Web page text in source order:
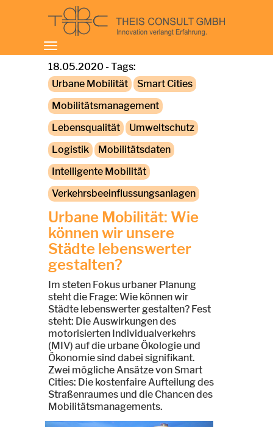
Toggle
navigation
18.05.2020 - Tags:
Urbane Mobilität
Smart Cities
Mobilitätsmanagement
Lebensqualität
Umweltschutz
Logistik
Mobilitätsdaten
Intelligente Mobilität
Verkehrsbeeinflussungsanlagen
Urbane Mobilität: Wie
können wir unsere
Städte lebenswerter
gestalten?
Im steten Fokus urbaner Planung
steht die Frage: Wie können wir
Städte lebenswerter gestalten? Fest
steht: Die Auswirkungen des
motorisierten Individualverkehrs
(MIV) auf die urbane Ökologie und
Ökonomie sind dabei signifikant.
Zwei mögliche Ansätze von Smart
Cities: Die kostenfaire Aufteilung des
Straßenraumes und die Chancen des
Mobilitätsmanagements.